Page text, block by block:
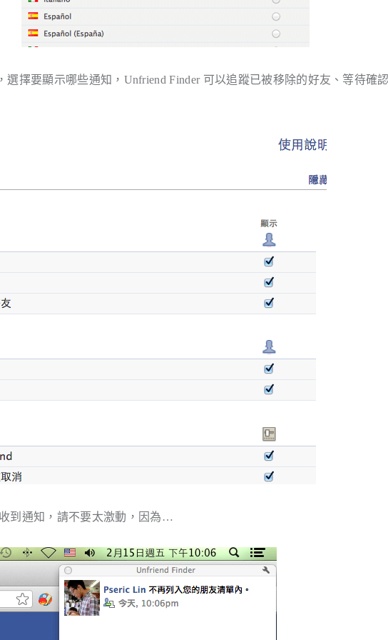
選擇要顯示哪些通知，Unfriend Finder 可以追蹤已被移除的好友、等待確
到通知，請不要太激動，因為…